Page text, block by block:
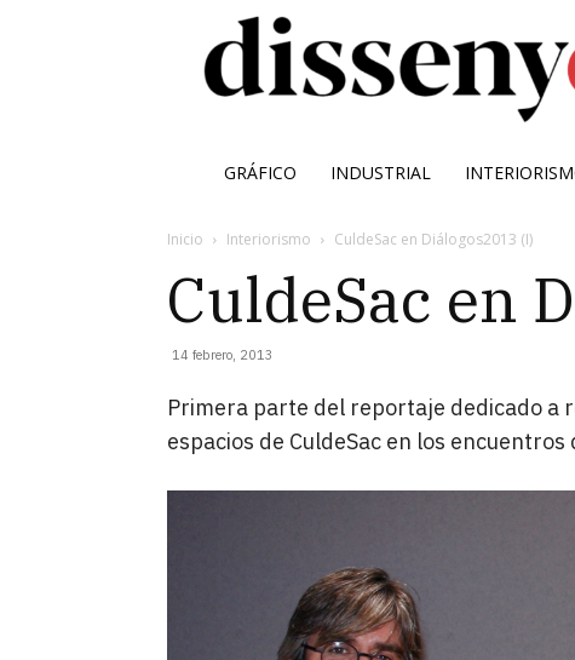
GRÁFICO INDUSTRIAL
Inicio Interiorismo CuldeSac en Diálogos2013 (I)
CuldeSac en
14 febrero, 2013
Primera parte del reportaje dedicado a
espacios de CuldeSac en los encuentros